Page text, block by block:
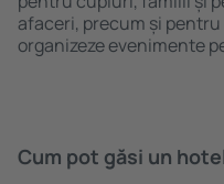
afaceri, precum și
organizeze evenimente
Cum pot găsi un